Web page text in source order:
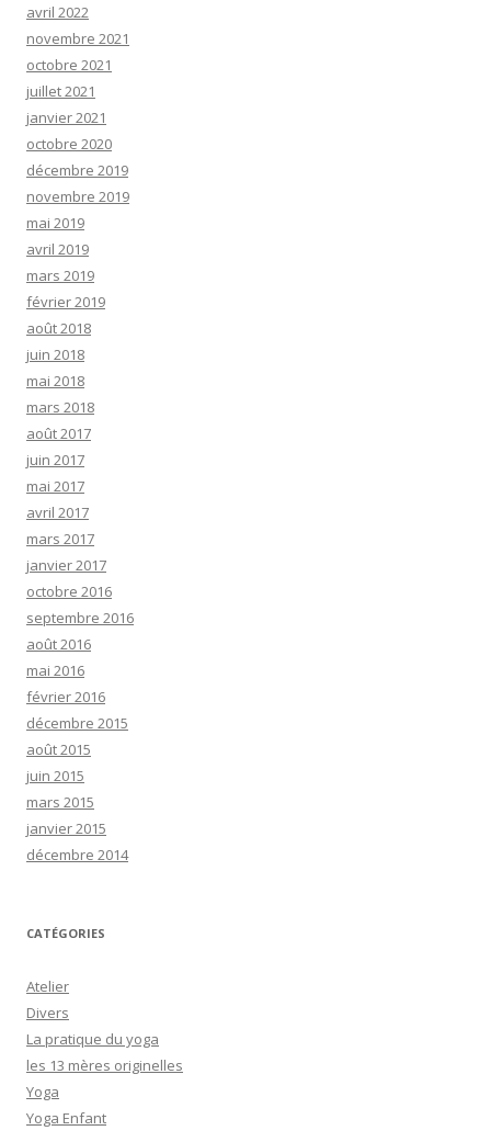
avril 2022
novembre 2021
octobre 2021
juillet 2021
janvier 2021
octobre 2020
décembre 2019
novembre 2019
mai 2019
avril 2019
mars 2019
février 2019
août 2018
juin 2018
mai 2018
mars 2018
août 2017
juin 2017
mai 2017
avril 2017
mars 2017
janvier 2017
octobre 2016
septembre 2016
août 2016
mai 2016
février 2016
décembre 2015
août 2015
juin 2015
mars 2015
janvier 2015
décembre 2014
CATÉGORIES
Atelier
Divers
La pratique du yoga
les 13 mères originelles
Yoga
Yoga Enfant